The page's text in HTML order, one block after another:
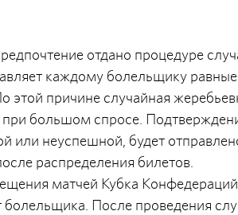
отдано процедуре
каждому болельщику
этой причине случайная
при большом спросе.
или неуспешной, будет
распределения билетов.
матчей Кубка
болельщика. После проведения